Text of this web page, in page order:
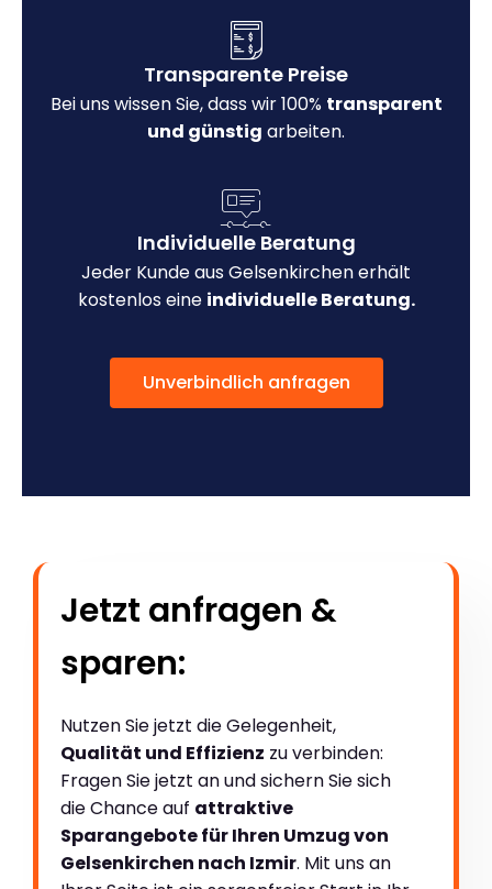
Transparente Preise
Bei uns wissen Sie, dass wir 100% transparent
und günstig arbeiten.
Individuelle Beratung
Jeder Kunde aus Gelsenkirchen erhält
kostenlos eine individuelle Beratung.
Unverbindlich anfragen
Jetzt anfragen &
sparen:
Nutzen Sie jetzt die Gelegenheit,
Qualität und Effizienz zu verbinden:
Fragen Sie jetzt an und sichern Sie sich
die Chance auf attraktive
Sparangebote für Ihren Umzug von
Gelsenkirchen nach Izmir. Mit uns an